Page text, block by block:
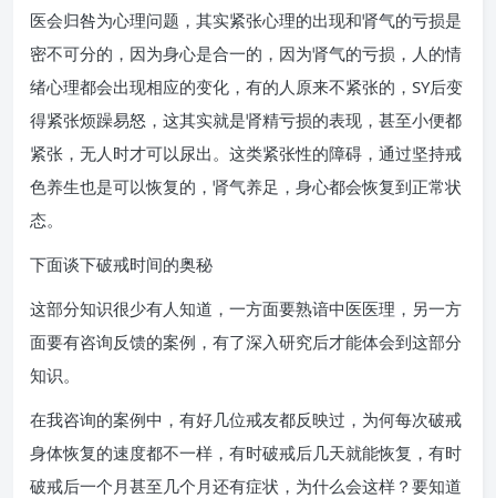
医会归咎为心理问题，其实紧张心理的出现和肾气的亏损是
密不可分的，因为身心是合一的，因为肾气的亏损，人的情
绪心理都会出现相应的变化，有的人原来不紧张的，SY后变
得紧张烦躁易怒，这其实就是肾精亏损的表现，甚至小便都
紧张，无人时才可以尿出。这类紧张性的障碍，通过坚持戒
色养生也是可以恢复的，肾气养足，身心都会恢复到正常状
态。
下面谈下破戒时间的奥秘
这部分知识很少有人知道，一方面要熟谙中医医理，另一方
面要有咨询反馈的案例，有了深入研究后才能体会到这部分
知识。
在我咨询的案例中，有好几位戒友都反映过，为何每次破戒
身体恢复的速度都不一样，有时破戒后几天就能恢复，有时
破戒后一个月甚至几个月还有症状，为什么会这样？要知道